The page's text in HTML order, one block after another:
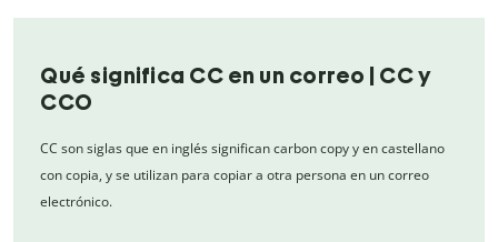
Qué significa CC en un correo | CC y
CCO
CC son siglas que en inglés significan carbon copy y en castellano
con copia, y se utilizan para copiar a otra persona en un correo
electrónico.